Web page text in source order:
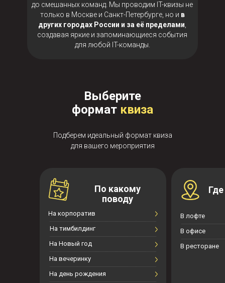
до смешанных команд. Мы проводим IT-квизы не
только в Москве и Санкт-Петербурге, но и в
других городах России и за её пределами
создавая яркие и запоминающиеся события
для любой IT-команды.
Подберем идеальный формат квиза
для вашего мероприятия
Выберите
формат квиза
По какому
поводу
В лофте
В офисе
В ресторане
На корпоратив
На тимбилдинг
На Новый год
На вечеринку
На день рождения